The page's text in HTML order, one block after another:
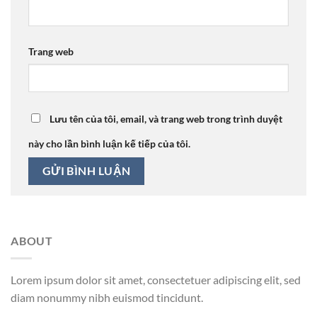
Trang web
Lưu tên của tôi, email, và trang web trong trình duyệt
này cho lần bình luận kế tiếp của tôi.
ABOUT
Lorem ipsum dolor sit amet, consectetuer adipiscing elit, sed
diam nonummy nibh euismod tincidunt.